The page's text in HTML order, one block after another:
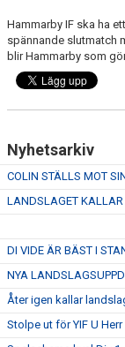
Hammarby IF ska ha
spännande slutmatch
blir Hammarby som
Nyhetsarkiv
COLIN STÄLLS MOT
LANDSLAGET KALLAR
DI VIDE ÄR BÄST I
NYA
Åter igen kallar
Stolpe ut för YIF U Herr